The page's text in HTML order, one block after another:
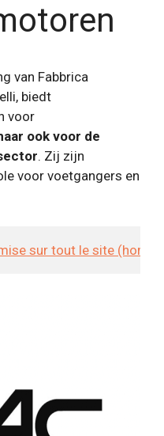
van Fabbrica
biedt
voor
ook voor de
. Zij zijn
voor voetgangers en
sur tout le site (hors